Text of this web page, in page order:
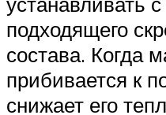
подходящего
состава. Когда
прибивается к
снижает его